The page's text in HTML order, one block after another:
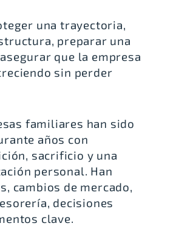
una trayectoria,
preparar una
que la empresa
sin perder
familiares han sido
años con
sacrificio y una
personal. Han
cambios de mercado,
decisiones
clave.